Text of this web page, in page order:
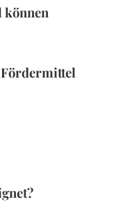
können